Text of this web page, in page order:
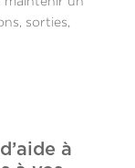
sorties,
à